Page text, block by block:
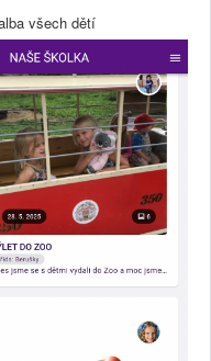
všech dětí